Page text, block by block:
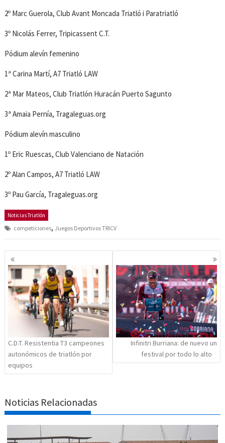
2º Marc Guerola, Club Avant Moncada Triatló i Paratriatló
3º Nicolás Ferrer, Tripicassent C.T.
Pódium alevín femenino
1ª Carina Martí, A7 Triatló LAW
2ª Mar Mateos, Club Triatlón Huracán Puerto Sagunto
3ª Amaia Pernía, Tragaleguas.org
Pódium alevín masculino
1º Eric Ruescas, Club Valenciano de Natación
2º Alan Campos, A7 Triatló LAW
3º Pau García, Tragaleguas.org
Noticias Triatlón
competiciones, Juegos Deportivos TRICV
Navegación
de
entradas
C.D.T. Resistentia T3 campeones
autonómicos de triatlón por
equipos
Infinitri Burriana: de nuevo un
festival por todo lo alto
Noticias Relacionadas